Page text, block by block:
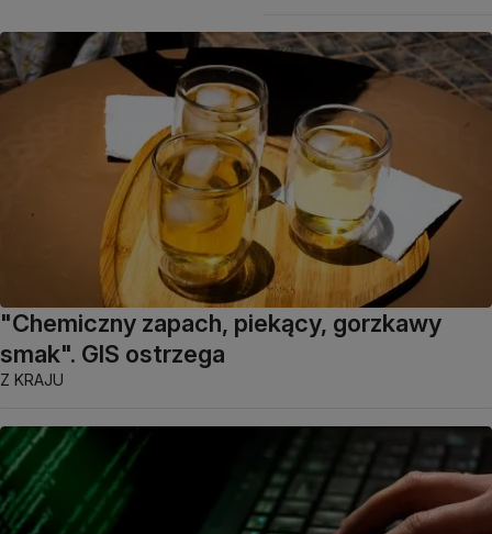
"Chemiczny zapach, piekący, gorzkawy
smak". GIS ostrzega
Z KRAJU